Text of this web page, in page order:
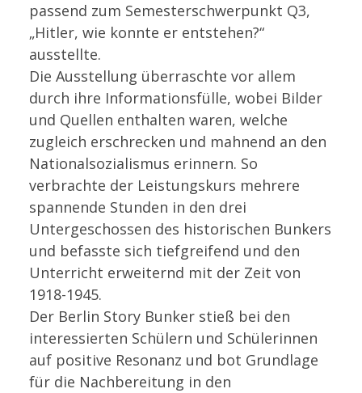
passend zum Semesterschwerpunkt Q3,
„Hitler, wie konnte er entstehen?“
ausstellte.
Die Ausstellung überraschte vor allem
durch ihre Informationsfülle, wobei Bilder
und Quellen enthalten waren, welche
zugleich erschrecken und mahnend an den
Nationalsozialismus erinnern. So
verbrachte der Leistungskurs mehrere
spannende Stunden in den drei
Untergeschossen des historischen Bunkers
und befasste sich tiefgreifend und den
Unterricht erweiternd mit der Zeit von
1918-1945.
Der Berlin Story Bunker stieß bei den
interessierten Schülern und Schülerinnen
auf positive Resonanz und bot Grundlage
für die Nachbereitung in den